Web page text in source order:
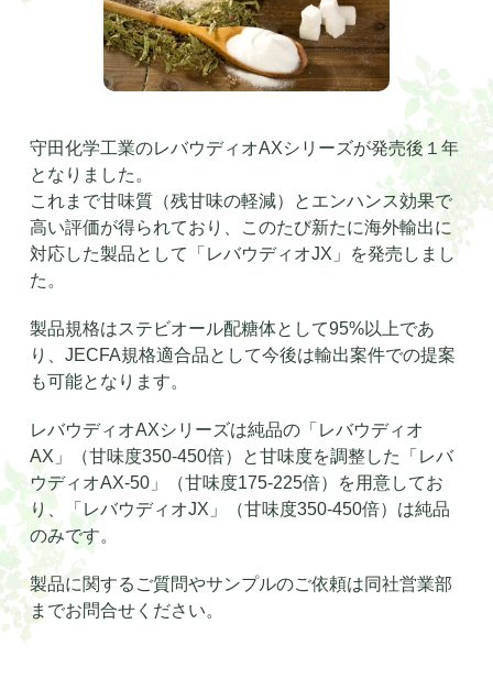
守田化学工業のレバウディオAXシリーズが発売後１年
となりました。
これまで甘味質（残甘味の軽減）とエンハンス効果で
高い評価が得られており、このたび新たに海外輸出に
対応した製品として「レバウディオJX 」を発売しまし
た。
製品規格はステビオール配糖体として95%以上であ
り、 JECFA規格適合品として今後は輸出案件での提案
も可能となります。
レバウディオAXシリーズは純品の「レバウディオ
AX 」（甘味度350-450倍）と甘味度を調整した「レバ
ウディオAX-50」（甘味度175-225倍）を用意してお
り、「レバウディオJX 」（甘味度350-450倍）は純品
のみです。
製品に関するご質問やサンプルのご依頼は同社営業部
までお問合せください。